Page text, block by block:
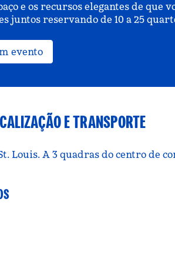
e os recursos elegantes de
juntos reservando de 10 a 25
evento
E TRANSPORTE
Louis. A 3 quadras do centro de